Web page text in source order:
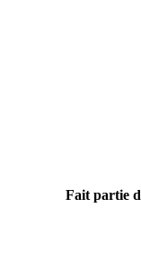
Fait partie